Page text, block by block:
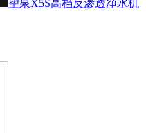
望泉X5S高档反渗透净水机